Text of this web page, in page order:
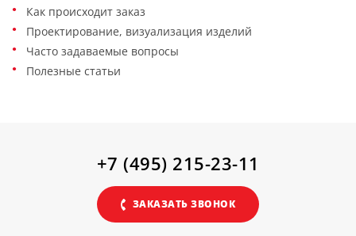
Как происходит заказ
Проектирование, визуализация изделий
Часто задаваемые вопросы
Полезные статьи
+7 (495) 215-23-11
ЗАКАЗАТЬ ЗВОНОК